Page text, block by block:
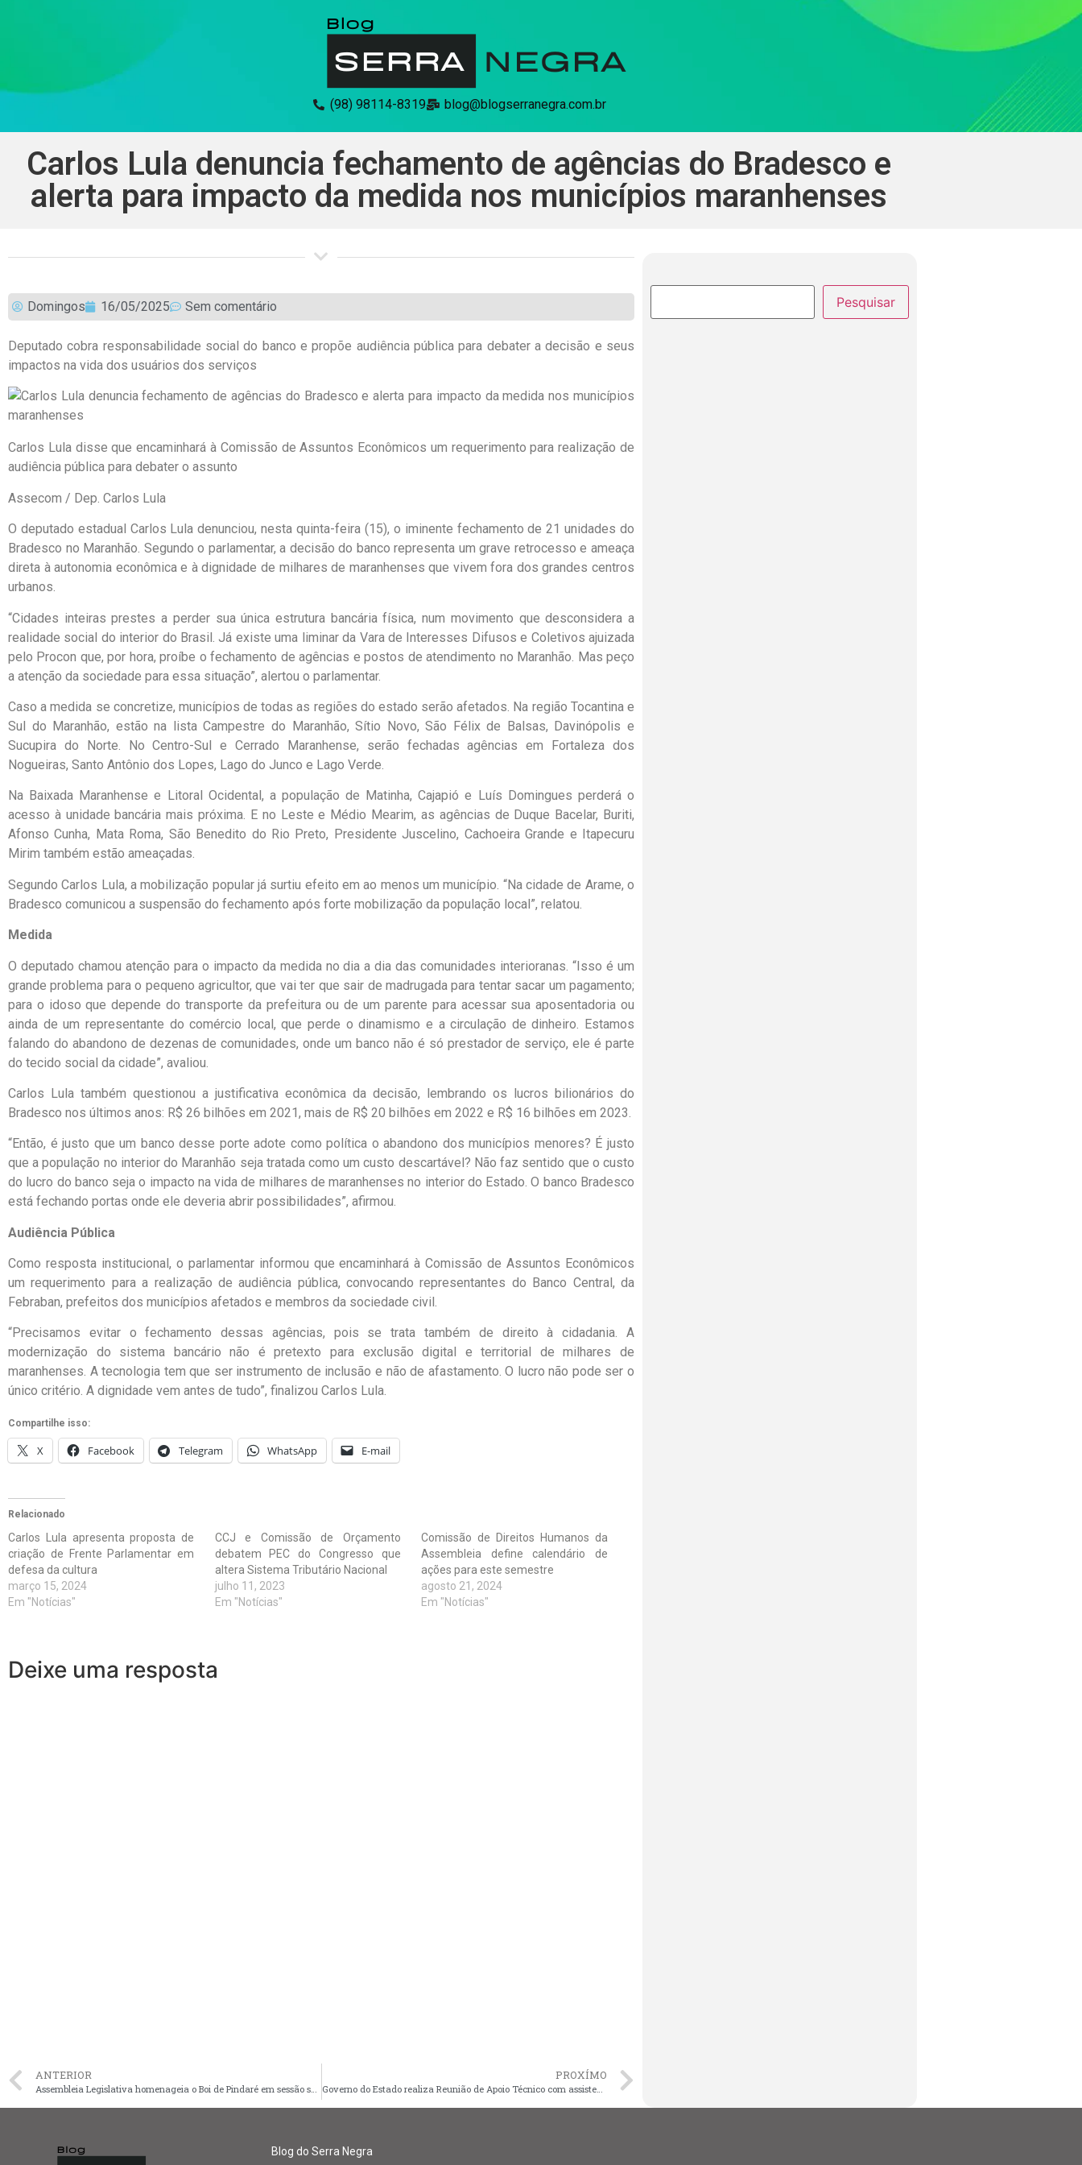
(98) 98114-8319 blog@blogserranegra.com.br
Carlos Lula denuncia fechamento de agências do Bradesco e
alerta para impacto da medida nos municípios maranhenses
Domingos 16/05/2025 Sem comentário
Deputado cobra responsabilidade social do banco e propõe audiência pública para debater a decisão e seus
impactos na vida dos usuários dos serviços
Carlos Lula disse que encaminhará à Comissão de Assuntos Econômicos um requerimento para realização de
audiência pública para debater o assunto
Assecom / Dep. Carlos Lula
O deputado estadual Carlos Lula denunciou, nesta quinta-feira (15), o iminente fechamento de 21 unidades do
Bradesco no Maranhão. Segundo o parlamentar, a decisão do banco representa um grave retrocesso e ameaça
direta à autonomia econômica e à dignidade de milhares de maranhenses que vivem fora dos grandes centros
urbanos.
“Cidades inteiras prestes a perder sua única estrutura bancária física, num movimento que desconsidera a
realidade social do interior do Brasil. Já existe uma liminar da Vara de Interesses Difusos e Coletivos ajuizada
pelo Procon que, por hora, proíbe o fechamento de agências e postos de atendimento no Maranhão. Mas peço
a atenção da sociedade para essa situação”, alertou o parlamentar.
Caso a medida se concretize, municípios de todas as regiões do estado serão afetados. Na região Tocantina e
Sul do Maranhão, estão na lista Campestre do Maranhão, Sítio Novo, São Félix de Balsas, Davinópolis e
Sucupira do Norte. No Centro-Sul e Cerrado Maranhense, serão fechadas agências em Fortaleza dos
Nogueiras, Santo Antônio dos Lopes, Lago do Junco e Lago Verde.
Na Baixada Maranhense e Litoral Ocidental, a população de Matinha, Cajapió e Luís Domingues perderá o
acesso à unidade bancária mais próxima. E no Leste e Médio Mearim, as agências de Duque Bacelar, Buriti,
Afonso Cunha, Mata Roma, São Benedito do Rio Preto, Presidente Juscelino, Cachoeira Grande e Itapecuru
Mirim também estão ameaçadas.
Segundo Carlos Lula, a mobilização popular já surtiu efeito em ao menos um município. “Na cidade de Arame, o
Bradesco comunicou a suspensão do fechamento após forte mobilização da população local”, relatou.
Medida
O deputado chamou atenção para o impacto da medida no dia a dia das comunidades interioranas. “Isso é um
grande problema para o pequeno agricultor, que vai ter que sair de madrugada para tentar sacar um pagamento;
para o idoso que depende do transporte da prefeitura ou de um parente para acessar sua aposentadoria ou
ainda de um representante do comércio local, que perde o dinamismo e a circulação de dinheiro. Estamos
falando do abandono de dezenas de comunidades, onde um banco não é só prestador de serviço, ele é parte
do tecido social da cidade”, avaliou.
Carlos Lula também questionou a justificativa econômica da decisão, lembrando os lucros bilionários do
Bradesco nos últimos anos: R$ 26 bilhões em 2021, mais de R$ 20 bilhões em 2022 e R$ 16 bilhões em 2023.
“Então, é justo que um banco desse porte adote como política o abandono dos municípios menores? É justo
que a população no interior do Maranhão seja tratada como um custo descartável? Não faz sentido que o custo
do lucro do banco seja o impacto na vida de milhares de maranhenses no interior do Estado. O banco Bradesco
está fechando portas onde ele deveria abrir possibilidades”, afirmou.
Audiência Pública
Como resposta institucional, o parlamentar informou que encaminhará à Comissão de Assuntos Econômicos
um requerimento para a realização de audiência pública, convocando representantes do Banco Central, da
Febraban, prefeitos dos municípios afetados e membros da sociedade civil.
“Precisamos evitar o fechamento dessas agências, pois se trata também de direito à cidadania. A
modernização do sistema bancário não é pretexto para exclusão digital e territorial de milhares de
maranhenses. A tecnologia tem que ser instrumento de inclusão e não de afastamento. O lucro não pode ser o
único critério. A dignidade vem antes de tudo”, finalizou Carlos Lula.
Compartilhe isso:
X Facebook Telegram WhatsApp E-mail
Relacionado
Carlos Lula apresenta proposta de
criação de Frente Parlamentar em
defesa da cultura
março 15, 2024
Em "Notícias"
CCJ e Comissão de Orçamento
debatem PEC do Congresso que
altera Sistema Tributário Nacional
julho 11, 2023
Em "Notícias"
Comissão de Direitos Humanos da
Assembleia define calendário de
ações para este semestre
agosto 21, 2024
Em "Notícias"
Deixe uma resposta
ANTERIOR PROXÍMO
Governo do Estado realiza Reunião de Apoio Técnico com assistentes sociais da regional de Imperatriz
Pesquisar
Blog do Serra Negra